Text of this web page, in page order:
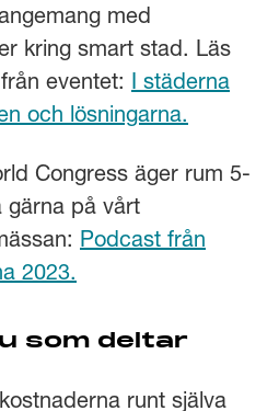
med
kring smart stad. Läs
eventet: I städerna
och lösningarna.
Congress äger rum 5-
gärna på vårt
Podcast från
2023.
som deltar
runt själva